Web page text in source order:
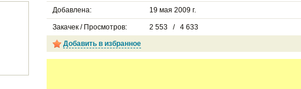
Добавлена: 19 мая 2009 г.
Закачек / Просмотров:
2 553 / 4 633
Добавить в избранное